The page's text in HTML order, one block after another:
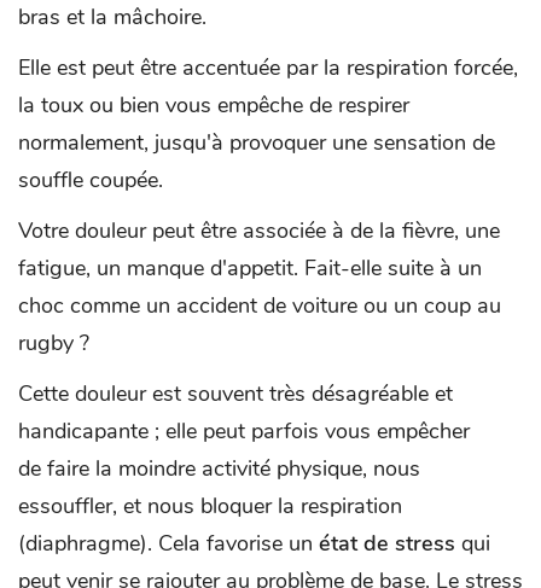
bras et la mâchoire.
Elle est peut être accentuée par la respiration forcée,
la toux ou bien vous empêche de respirer
normalement, jusqu'à provoquer une sensation de
souffle coupée.
Votre douleur peut être associée à de la fièvre, une
fatigue, un manque d'appetit. Fait-elle suite à un
choc comme un accident de voiture ou un coup au
rugby ?
Cette douleur est souvent très désagréable et
handicapante ; elle peut parfois vous empêcher
de faire la moindre activité physique, nous
essouffler, et nous bloquer la respiration
(diaphragme). Cela favorise un état de stress qui
peut venir se rajouter au problème de base. Le stress